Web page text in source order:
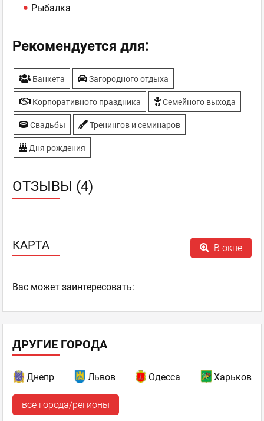
Рыбалка
Рекомендуется для:
Банкета Загородного отдыха
Корпоративного праздника Семейного выхода
Свадьбы Тренингов и семинаров
Дня рождения
ОТЗЫВЫ (4)
КАРТА В окне
Ваc может заинтересовать:
ДРУГИЕ ГОРОДА
Днепр Львов Одесса Харьков
все города/регионы